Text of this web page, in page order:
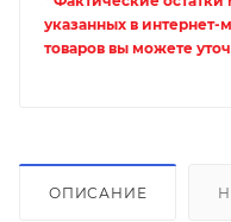
указанных в интернет-
товаров вы можете
ОПИСАНИЕ